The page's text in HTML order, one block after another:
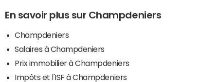
En savoir plus sur Champdeniers
Champdeniers
Salaires à Champdeniers
Prix immobilier à Champdeniers
Impôts et l'ISF à Champdeniers